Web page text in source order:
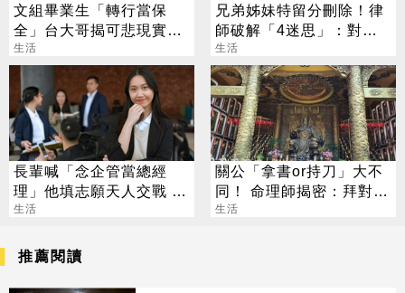
文組畢業生「轉行當保
全」台大哥揭可悲現實：
薪水跟原本一樣
生活
兄弟姊妹特留分刪除！律
師破解「4迷思」：對頂
客族影響最大
生活
長輩喊「念企管當總經
理」他填志願天人交戰 過
來人曝殘酷真相
生活
關公「拿書or持刀」大不
同！ 命理師揭密：拜對大
加分、拜錯恐虧本
生活
推薦閱讀